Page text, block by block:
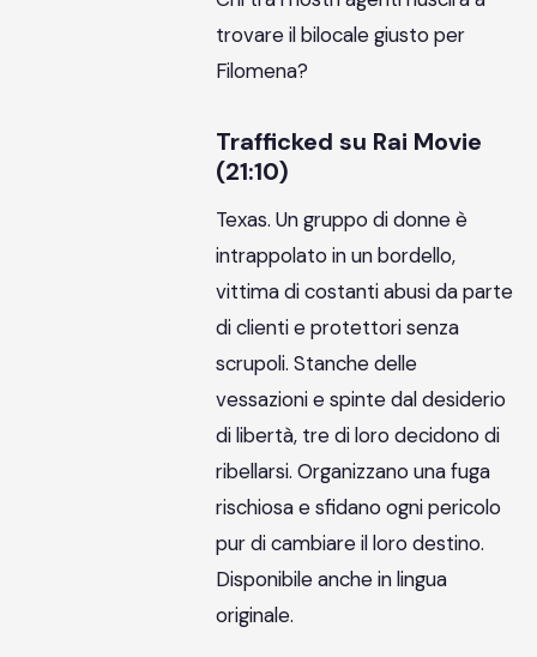
trovare il bilocale giusto per
Filomena?
Trafficked su Rai Movie
(21:10)
Texas. Un gruppo di donne è
intrappolato in un bordello,
vittima di costanti abusi da parte
di clienti e protettori senza
scrupoli. Stanche delle
vessazioni e spinte dal desiderio
di libertà, tre di loro decidono di
ribellarsi. Organizzano una fuga
rischiosa e sfidano ogni pericolo
pur di cambiare il loro destino.
Disponibile anche in lingua
originale.